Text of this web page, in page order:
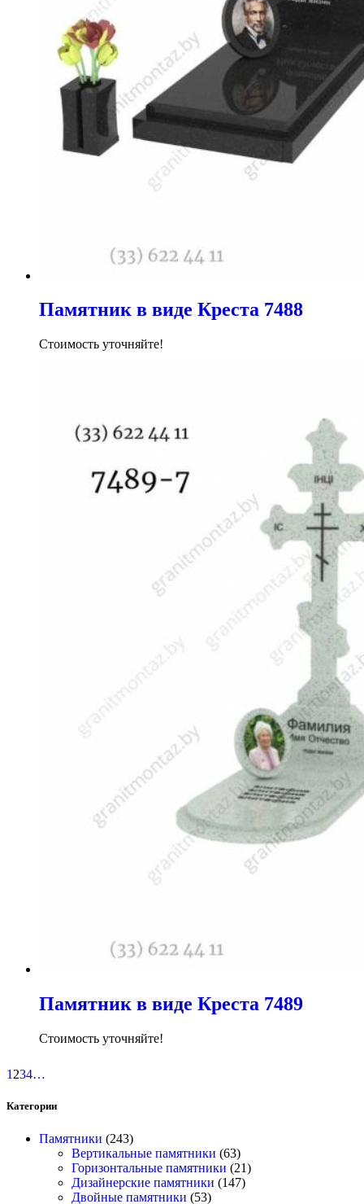
Памятник в виде Креста 7488
Стоимость уточняйте!
Памятник в виде Креста 7489
Стоимость уточняйте!
1 234…
Категории
Памятники (243)
Вертикальные памятники (63)
Горизонтальные памятники (21)
Дизайнерские памятники (147)
Двойные памятники (53)